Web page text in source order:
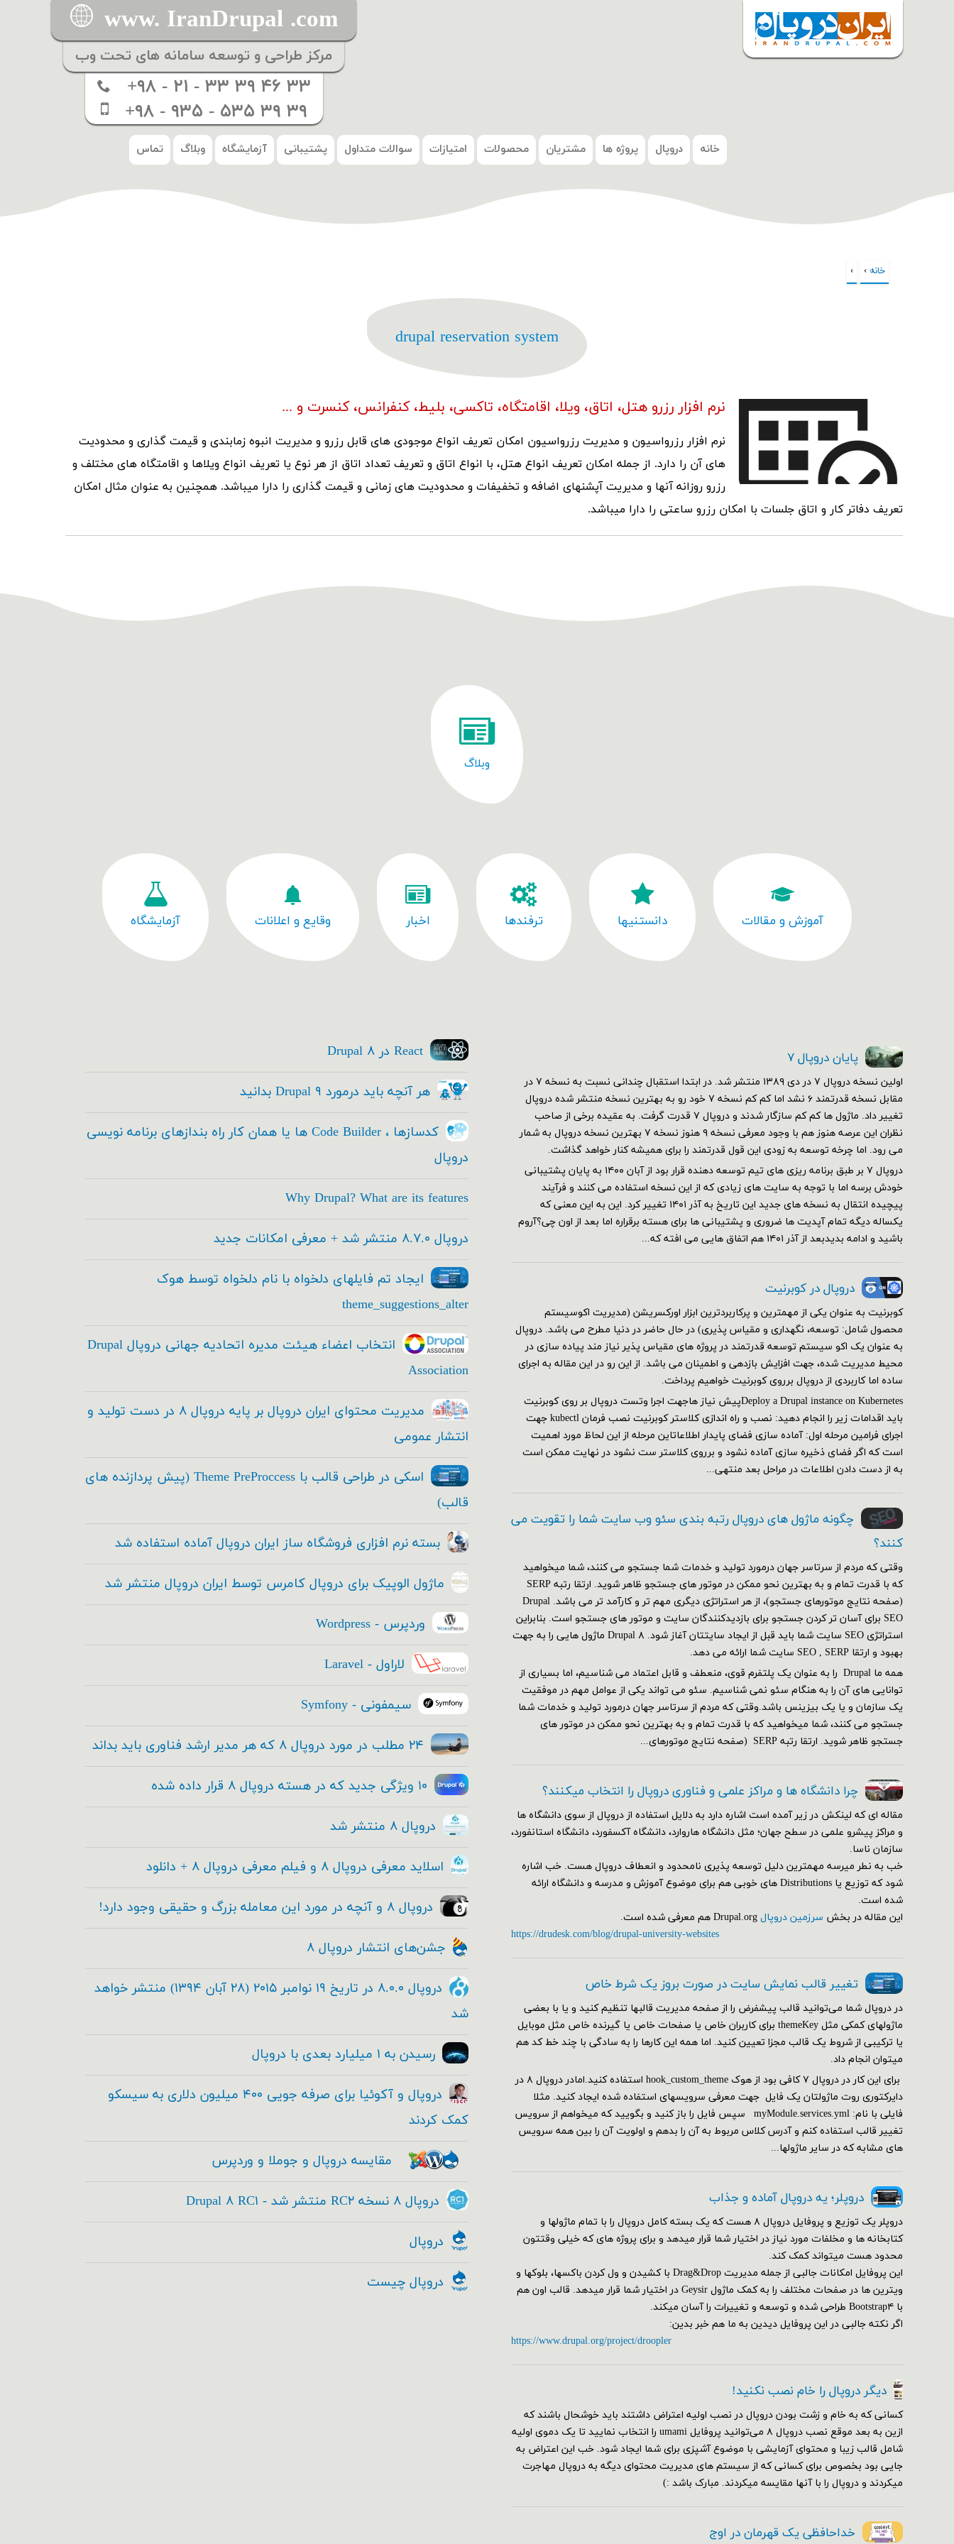
www. IranDrupal .com
مرکز طراحی و توسعه سامانه های تحت وب
+۹۸ - ۲۱ - ۳۳ ۳۹ ۴۶ ۳۳
+۹۸ - ۹۳۵ - ۵۳۵ ۳۹ ۳۹
خانه دروپال پروژه ها مشتریان محصولات امتیازات سوالات متداول پشتیبانی آزمایشگاه وبلاگ تماس
شما اینجا هستید
خانه ›
›
drupal reservation system
نرم افزار رزرو هتل، اتاق، ویلا، اقامتگاه، تاکسی، بلیط، کنفرانس، کنسرت و ...
نرم افزار رزرواسیون و مدیریت رزرواسیون امکان تعریف انواع موجودی های قابل رزرو و مدیریت انبوه زمابندی و قیمت گذاری و محدودیت
های آن را دارد. از جمله امکان تعریف انواع هتل، با انواع اتاق و تعریف تعداد اتاق از هر نوع یا تعریف انواع ویلاها و اقامتگاه های مختلف و
رزرو روزانه آنها و مدیریت آپشنهای اضافه و تخفیفات و محدودیت های زمانی و قیمت گذاری را دارا میباشد. همچنین به عنوان مثال امکان
تعریف دفاتر کار و اتاق جلسات با امکان رزرو ساعتی را دارا میباشد.
وبلاگ
آموزش و مقالات دانستنیها ترفندها اخبار وقایع و اعلانات آزمایشگاه
پایان دروپال ۷
اولین نسخه دروپال ۷ در دی ۱۳۸۹ منتشر شد. در ابتدا استقبال چندانی نسبت به نسخه ۷ در
مقابل نسخه قدرتمند ۶ نشد اما کم کم نسخه ۷ خود رو به بهترین نسخه منتشر شده دروپال
تغییر داد. ماژول ها کم کم سازگار شدند و دروپال ۷ قدرت گرفت. به عقیده برخی از صاحب
نظران این عرصه هنوز هم با وجود معرفی نسخه ۹ هنوز نسخه ۷ بهترین نسخه دروپال به شمار
می رود. اما چرخه توسعه به زودی این قول قدرتمند را برای همیشه کنار خواهد گذاشت.
دروپال ۷ بر طبق برنامه ریزی های تیم توسعه دهنده قرار بود از آبان ۱۴۰۰ به پایان پشتیبانی
خودش برسه اما با توجه به سایت های زیادی که از این نسخه استفاده می کنند و فرآیند
پیچیده انتقال به نسخه های جدید این تاریخ به آذر ۱۴۰۱ تغییر کرد. این به این معنی که
یکساله دیگه تمام آپدیت ها ضروری و پشتیبانی ها برای هسته برقراره اما بعد از اون چی؟آروم
باشید و ادامه بدیدبعد از آذر ۱۴۰۱ هم اتفاق هایی می افته که...
دروپال در کوبرنیت
کوبرنیت به عنوان یکی از مهمترین و پرکاربردترین ابزار اورکسریشن (مدیریت اکوسیستم
محصول شامل: توسعه، نگهداری و مقیاس پذیری) در حال حاضر در دنیا مطرح می باشد. دروپال
به عنوان یک اکو سیستم توسعه قدرتمند در پروژه های مقیاس پذیر نیاز مند پیاده سازی در
محیط مدیریت شده، جهت افزایش بازدهی و اطمینان می باشد. از این رو در این مقاله به اجرای
ساده اما کاربردی از دروپال برروی کوبرنیت خواهیم پرداخت.
Deploy a Drupal instance on Kubernetesپیش نیاز هاجهت اجرا وتست دروپال بر روی کوبرنیت
باید اقدامات زیر را انجام دهید: نصب و راه اندازی کلاستر کوبرنیت نصب فرمان kubectl جهت
اجرای فرامین مرحله اول: آماده سازی فضای پایدار اطلاعاتاین مرحله از این لحاظ مورد اهمیت
است که اگر فضای ذخیره سازی آماده نشود و برروی کلاستر ست نشود در نهایت ممکن است
به از دست دادن اطلاعات در مراحل بعد منتهی...
چگونه ماژول های دروپال رتبه بندی سئو وب سایت شما را تقویت می
کنند؟
وقتی که مردم از سرتاسر جهان درمورد تولید و خدمات شما جستجو می کنند، شما میخواهید
که با قدرت تمام و به بهترین نحو ممکن در موتور های جستجو ظاهر شوید. ارتقا رتبه SERP
(صفحه نتایج موتورهای جستجو)، از هر استراتژی دیگری مهم تر و کارآمد تر می باشد. Drupal
SEO برای آسان تر کردن جستجو برای بازدیدکنندگان سایت و موتور های جستجو است. بنابراین
استراتژی SEO سایت شما باید قبل از ایجاد سایتتان آغاز شود. Drupal ۸ ماژول هایی را به جهت
بهبود و ارتقا SEO , SERP سایت شما ارائه می دهد.
همه ما Drupal را به عنوان یک پلتفرم قوی، منعطف و قابل اعتماد می شناسیم، اما بسیاری از
توانایی های آن را به هنگام سئو نمی شناسیم. سئو می تواند یکی از عوامل مهم در موفقیت
یک سازمان و یا یک بیزینس باشد.وقتی که مردم از سرتاسر جهان درمورد تولید و خدمات شما
جستجو می کنند، شما میخواهید که با قدرت تمام و به بهترین نحو ممکن در موتور های
جستجو ظاهر شوید. ارتقا رتبه SERP (صفحه نتایج موتورهای...
چرا دانشگاه ها و مراکز علمی و فناوری دروپال را انتخاب میکنند؟
مقاله ای که لینکش در زیر آمده است اشاره دارد به دلایل استفاده از دروپال از سوی دانشگاه ها
و مراکز پیشرو علمی در سطح جهان؛ مثل دانشگاه هاروارد، دانشگاه آکسفورد، دانشگاه استانفورد،
سازمان ناسا.
خب به نطر میرسه مهمترین دلیل توسعه پذیری نامحدود و انعطاف دروپال هست. خب اشاره
شود که توزیع یا Distributions های خوبی هم برای موضوع آموزش و مدرسه و دانشگاه ارائه
شده است.
این مقاله در بخش سرزمین دروپال
https://drudesk.com/blog/drupal-university-websites
تغییر قالب نمایش سایت در صورت بروز یک شرط خاص
در دروپال شما می‌توانید قالب پیشفرض را از صفحه مدیریت قالبها تنظیم کنید و یا با بعضی
ماژولهای کمکی مثل themeKey برای کاربران خاص یا صفحات خاص یا گیرنده خاص مثل موبایل
یا ترکیبی از شروط یک قالب مجزا تعیین کنید. اما همه این کارها را به سادگی با چند خط کد هم
می‎توان انجام داد.
برای این کار در دروپال ۷ کافی بود از هوک hook_custom_theme استفاده کنید.امادر دروپال ۸ در
دایرکتوری روت ماژولتان یک فایل جهت معرفی سرویسهای استفاده شده ایجاد کنید. مثلا
فایلی با نام: myModule.services.yml سپس فایل را باز کنید و بگویید که میخواهم از سرویس
تغییر قالب استفاده کنم و آدرس کلاس مربوط به آن را بدهم و اولویت آن را بین همه سرویس
های مشابه که در سایر ماژولها...
دروپلر؛ یه دروپال آماده و جذاب
دروپلر یک توزیع و پروفایل دروپال ۸ هست که یک بسته کامل دروپال را با تمام ماژولها و
کتابخانه ها و مخلفات مورد نیاز در اختیار شما قرار میدهد و برای پروژه های که خیلی وقتتون
محدود هست میتواند کمک کند.
این پروفایل امکانات جالبی از جمله مدیریت Drag&Drop با کشیدن و ول کردن باکسها، بلوکها و
ویترین ها در صفحات مختلف را به کمک ماژول Geysir در اختیار شما قرار میدهد. قالب اون هم
با Bootstrap۴ طراحی شده و توسعه و تغییرات را آسان میکند.
اگر نکته جالبی در این پروفایل دیدین به ما هم خبر بدین:
https://www.drupal.org/project/droopler
دیگر دروپال را خام نصب نکنید!
کسانی که به خام و زشت بودن دروپال در نصب اولیه اعتراض داشتند باید خوشحال باشند که
ازین به بعد موقع نصب دروپال ۸ می‌توانید پروفایل umami را انتخاب نمایید تا یک دموی اولیه
شامل قالب زیبا و محتوای آزمایشی با موضوع آشپزی برای شما ایجاد شود. خب این اعتراض به
جایی بود بخصوص برای کسانی که از سیستم های مدیریت محتوای دیگه به دروپال مهاجرت
میکردند و دروپال را با آنها مقایسه میکردند. مبارک باشد :)
خداحافظی یک قهرمان در اوج
React در Drupal ۸
هر آنچه باید درمورد Drupal ۹ بدانید
کدسازها ، Code Builder ها یا همان کار راه بندازهای برنامه نویسی
دروپال
Why Drupal? What are its features
دروپال ۸.۷.۰ منتشر شد + معرفی امکانات جدید
ایجاد تم فایلهای دلخواه با نام دلخواه توسط هوک
theme_suggestions_alter
انتخاب اعضاء هیئت مدیره اتحادیه جهانی دروپال Drupal
Association
مدیریت محتوای ایران دروپال بر پایه دروپال ۸ در دست تولید و
انتشار عمومی
اسکی در طراحی قالب با Theme PreProccess (پیش پردازنده های
قالب)
بسته نرم افزاری فروشگاه ساز ایران دروپال آماده استفاده شد
ماژول الوپیک برای دروپال کامرس توسط ایران دروپال منتشر شد
وردپرس - Wordpress
لاراول - Laravel
سیمفونی - Symfony
۲۴ مطلب در مورد دروپال ۸ که هر مدیر ارشد فناوری باید بداند
۱۰ ویژگی جدید که در هسته دروپال ۸ قرار داده شده
دروپال ۸ منتشر شد
اسلاید معرفی دروپال ۸ و فیلم معرفی دروپال ۸ + دانلود
دروپال ۸ و آنچه در مورد این معامله بزرگ و حقیقی وجود دارد!
جشن‌های انتشار دروپال ۸
دروپال ۸.۰.۰ در تاریخ ۱۹ نوامبر ۲۰۱۵ (۲۸ آبان ۱۳۹۴) منتشر خواهد
شد
رسیدن به ۱ میلیارد بعدی با دروپال
دروپال و آکوئیا برای صرفه جویی ۴۰۰ میلیون دلاری به سیسکو
کمک کردند
مقایسه دروپال و جوملا و وردپرس
دروپال ۸ نسخه RC۲ منتشر شد - Drupal ۸ RC۱
دروپال
دروپال چیست